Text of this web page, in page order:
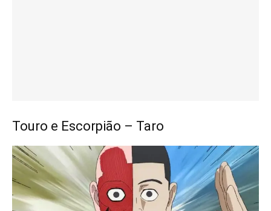
Touro e Escorpião – Taro